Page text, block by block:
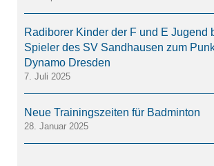
Radiborer Kinder der F und E Jugend
Spieler des SV Sandhausen zum
Dynamo Dresden
7. Juli 2025
Neue Trainingszeiten für Badminton
28. Januar 2025